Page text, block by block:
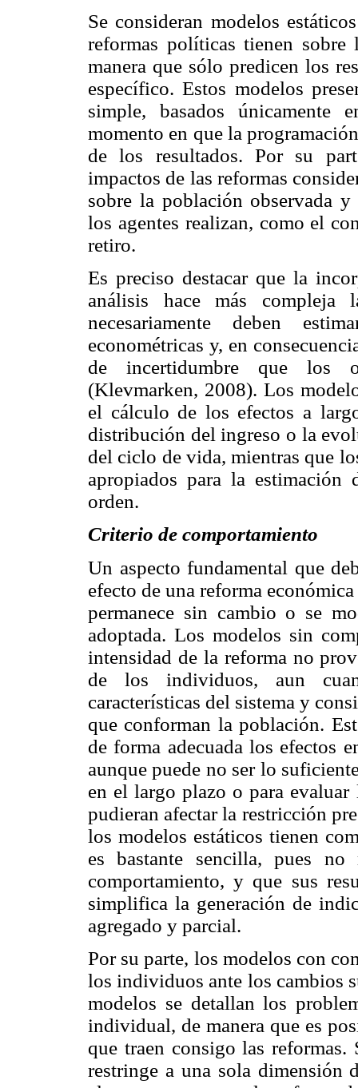
Se consideran modelos
reformas políticas tienen
manera que sólo predicen los
específico. Estos modelos
simple, basados únicamente
momento en que la
de los resultados. Por su
impactos de las reformas
sobre la población observada
los agentes realizan, como el
retiro.
Es preciso destacar que la
análisis hace más
necesariamente deben
econométricas y, en
de incertidumbre que los
(Klevmarken, 2008). Los
el cálculo de los efectos a
distribución del ingreso o la
del ciclo de vida, mientras que
apropiados para la
orden.
Criterio de comportamiento
Un aspecto fundamental que
efecto de una reforma
permanece sin cambio o se
adoptada. Los modelos sin
intensidad de la reforma no
de los individuos, aun
características del sistema y
que conforman la población.
de forma adecuada los efectos
aunque puede no ser lo
en el largo plazo o para evaluar
pudieran afectar la restricción
los modelos estáticos tienen
es bastante sencilla, pues
comportamiento, y que sus
simplifica la generación de
agregado y parcial.
Por su parte, los modelos con
los individuos ante los cambios
modelos se detallan los
individual, de manera que es
que traen consigo las
restringe a una sola dimensión